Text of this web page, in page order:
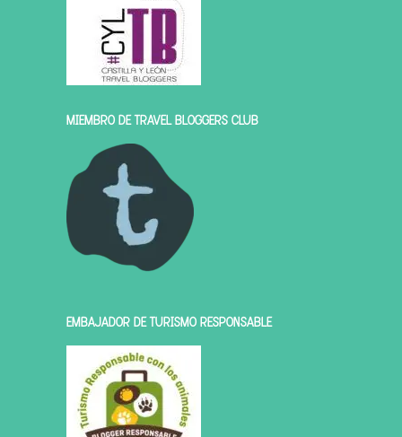
MIEMBRO DE TRAVEL BLOGGERS CLUB
EMBAJADOR DE TURISMO RESPONSABLE